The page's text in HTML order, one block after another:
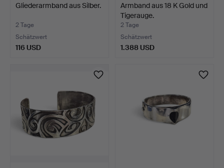
Gliederarmband aus Silber.
2 Tage
Schätzwert
116 USD
Armband aus 18 K Gold und
Tigerauge.
2 Tage
Schätzwert
1.388 USD